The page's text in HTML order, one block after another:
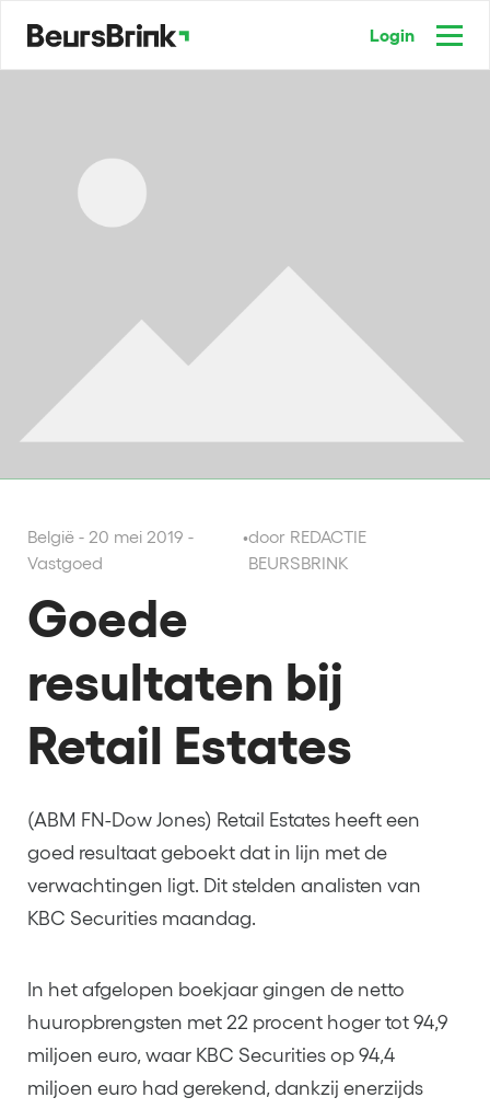
Login
België - 20 mei 2019 -
Vastgoed
•door REDACTIE
BEURSBRINK
Goede
resultaten bij
Retail Estates
(ABM FN-Dow Jones) Retail Estates heeft een
goed resultaat geboekt dat in lijn met de
verwachtingen ligt. Dit stelden analisten van
KBC Securities maandag.
In het afgelopen boekjaar gingen de netto
huuropbrengsten met 22 procent hoger tot 94,9
miljoen euro, waar KBC Securities op 94,4
miljoen euro had gerekend, dankzij enerzijds